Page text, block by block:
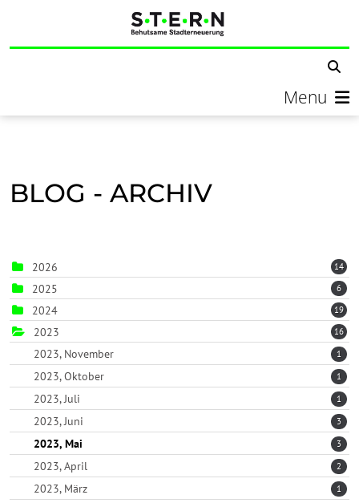
Menu
BLOG - ARCHIV
2026 14
2025 6
2024 19
2023 16
2023, November 1
2023, Oktober 1
2023, Juli 1
2023, Juni 3
2023, Mai 3
2023, April 2
2023, März 1